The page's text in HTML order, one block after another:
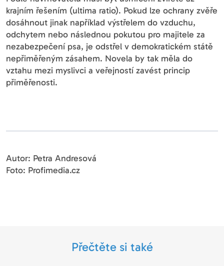
krajním řešením (ultima ratio). Pokud lze ochrany zvěře
dosáhnout jinak například výstřelem do vzduchu,
odchytem nebo následnou pokutou pro majitele za
nezabezpečení psa, je odstřel v demokratickém státě
nepřiměřeným zásahem. Novela by tak měla do
vztahu mezi myslivci a veřejností zavést princip
přiměřenosti.
Autor: Petra Andresová
Foto: Profimedia.cz
Přečtěte si také